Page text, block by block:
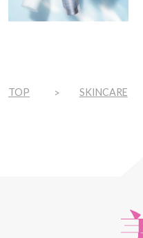
TOP SKINCARE